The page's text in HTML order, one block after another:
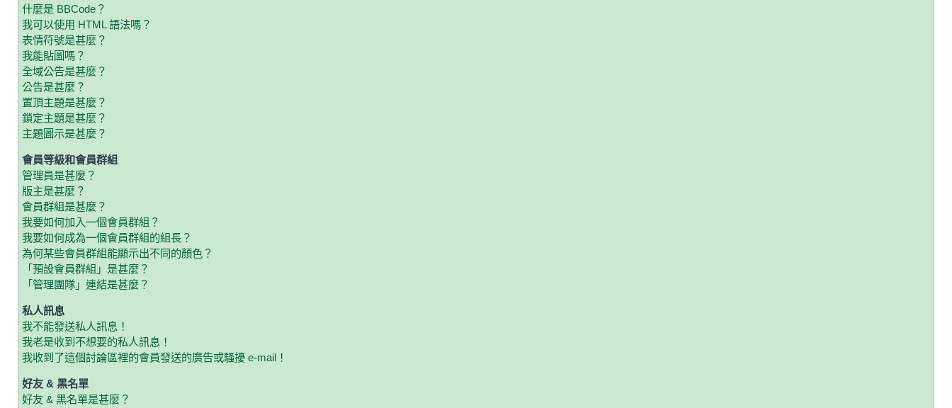
什麼是 BBCode？
我可以使用 HTML 語法嗎？
表情符號是甚麼？
我能貼圖嗎？
全域公告是甚麼？
公告是甚麼？
置頂主題是甚麼？
鎖定主題是甚麼？
主題圖示是甚麼？
會員等級和會員群組
管理員是甚麼？
版主是甚麼？
會員群組是甚麼？
我要如何加入一個會員群組？
我要如何成為一個會員群組的組長？
為何某些會員群組能顯示出不同的顏色？
「預設會員群組」是甚麼？
「管理團隊」連結是甚麼？
私人訊息
我不能發送私人訊息！
我老是收到不想要的私人訊息！
我收到了這個討論區裡的會員發送的廣告或騷擾 e-mail！
好友 & 黑名單
好友 & 黑名單是甚麼？